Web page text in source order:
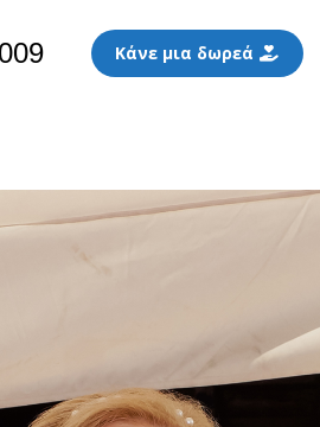
Κάνε μια δωρεά